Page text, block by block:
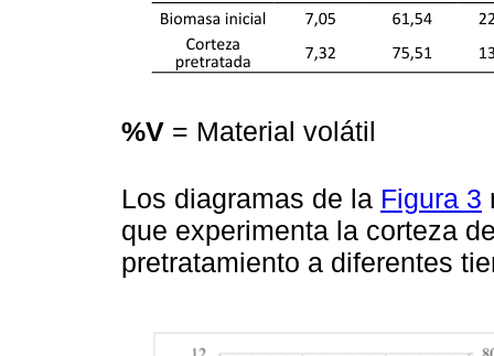
%V = Material volátil
Los diagramas de la Figura 3
que experimenta la corteza
pretratamiento a diferentes